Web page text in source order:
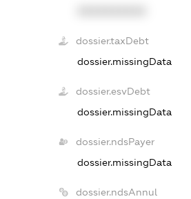
dossier.taxDebt
dossier.missingData
dossier.esvDebt
dossier.missingData
dossier.ndsPayer
dossier.missingData
dossier.ndsAnnul